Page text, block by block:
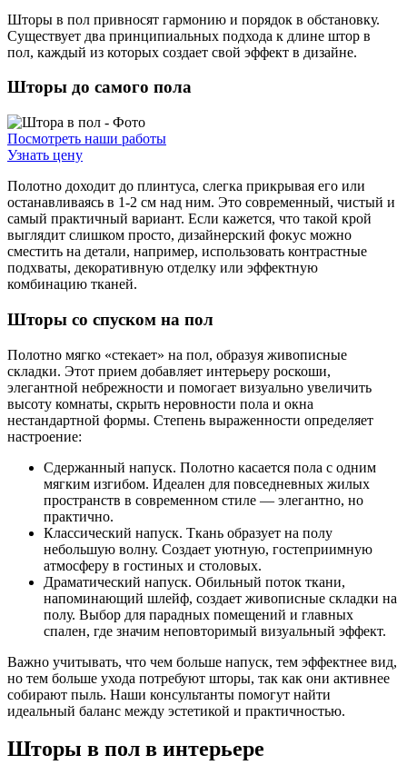
Шторы в пол привносят гармонию и порядок в обстановку.
Существует два принципиальных подхода к длине штор в
пол, каждый из которых создает свой эффект в дизайне.
Шторы до самого пола
Посмотреть наши работы
Узнать цену
Полотно доходит до плинтуса, слегка прикрывая его или
останавливаясь в 1-2 см над ним. Это современный, чистый и
самый практичный вариант. Если кажется, что такой крой
выглядит слишком просто, дизайнерский фокус можно
сместить на детали, например, использовать контрастные
подхваты, декоративную отделку или эффектную
комбинацию тканей.
Шторы со спуском на пол
Полотно мягко «стекает» на пол, образуя живописные
складки. Этот прием добавляет интерьеру роскоши,
элегантной небрежности и помогает визуально увеличить
высоту комнаты, скрыть неровности пола и окна
нестандартной формы. Степень выраженности определяет
настроение:
Сдержанный напуск. Полотно касается пола с одним
мягким изгибом. Идеален для повседневных жилых
пространств в современном стиле — элегантно, но
практично.
Классический напуск. Ткань образует на полу
небольшую волну. Создает уютную, гостеприимную
атмосферу в гостиных и столовых.
Драматический напуск. Обильный поток ткани,
напоминающий шлейф, создает живописные складки на
полу. Выбор для парадных помещений и главных
спален, где значим неповторимый визуальный эффект.
Важно учитывать, что чем больше напуск, тем эффектнее вид,
но тем больше ухода потребуют шторы, так как они активнее
собирают пыль. Наши консультанты помогут найти
идеальный баланс между эстетикой и практичностью.
Шторы в пол в интерьере